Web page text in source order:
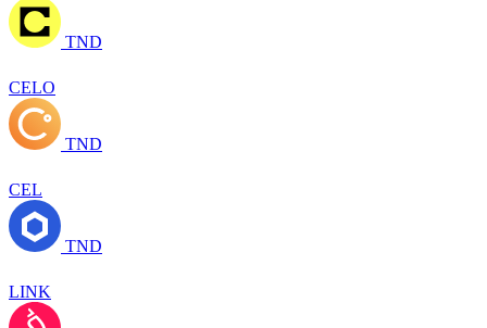
TND
CELO
TND
CEL
TND
LINK